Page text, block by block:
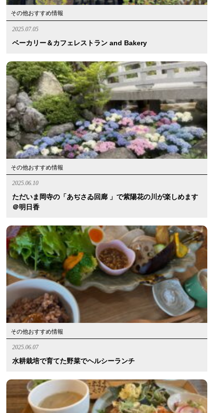
その他おすすめ情報
2025.07.05
ベーカリー＆カフェレストラン and Bakery
その他おすすめ情報
2025.06.10
ただいま岡寺の「あぢさゐ回廊 」で紫陽花の川が楽しめます
＠明日香
その他おすすめ情報
2025.06.07
水耕栽培で育てた野菜でヘルシーランチ